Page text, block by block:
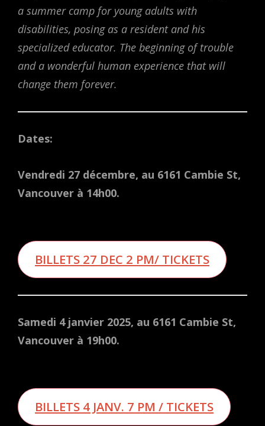
a summer camp for young adults with
disabilities, posing as a resident and his
specialized educator. The beginning of trouble
and a wonderful human experience that will
change them forever.
Dates:
Vendredi 27 décembre, au 6161 Cambie St,
Vancouver à 14h00.
BILLETS 27 DEC 2 PM/ TICKETS
Samedi 4 janvier 2025, au 6161 Cambie St,
Vancouver à 19h00.
BILLETS 4 JANV. 7 PM / TICKETS